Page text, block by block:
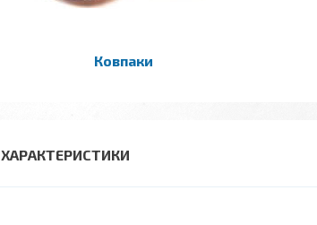
Ковпаки
ХАРАКТЕРИСТИКИ